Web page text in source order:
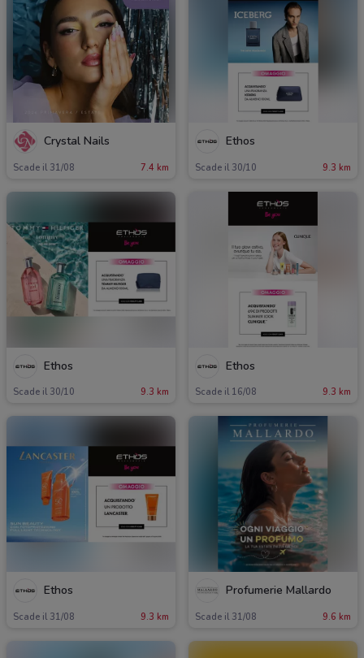
Crystal Nails
Scade il 31/08 7.4 km
Ethos
Scade il 30/10 9.3 km
Ethos
Scade il 30/10 9.3 km
Ethos
Scade il 16/08 9.3 km
Ethos
Scade il 31/08 9.3 km
Profumerie Mallardo
Scade il 31/08 9.6 km